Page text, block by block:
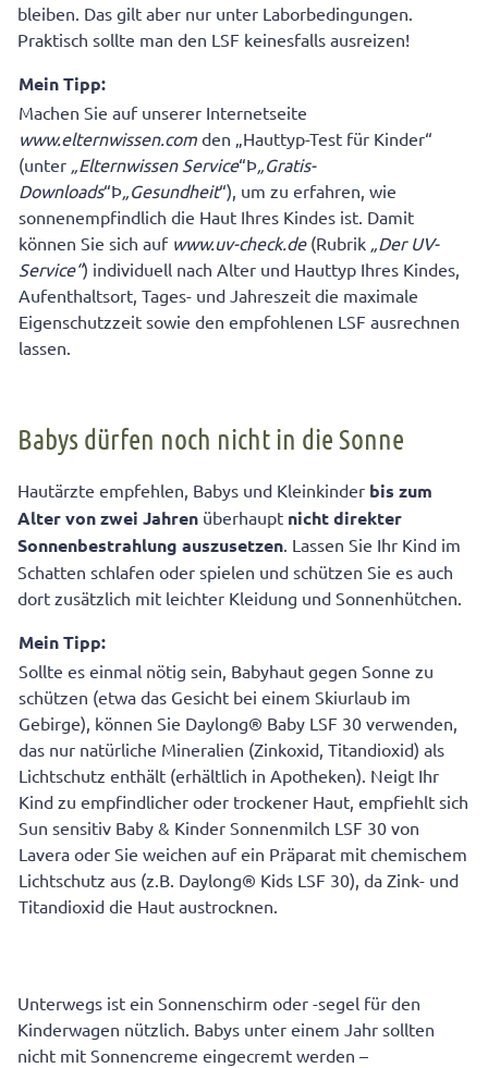
bleiben. Das gilt aber nur unter Laborbedingungen.
Praktisch sollte man den LSF keinesfalls ausreizen!
Mein Tipp:
Machen Sie auf unserer Internetseite
www.elternwissen.com den „Hauttyp-Test für Kinder“
(unter „Elternwissen Service“Þ„Gratis-
Downloads“Þ„Gesundheit“), um zu erfahren, wie
sonnenempfindlich die Haut Ihres Kindes ist. Damit
können Sie sich auf www.uv-check.de (Rubrik „Der UV-
Service“) individuell nach Alter und Hauttyp Ihres Kindes,
Aufenthaltsort, Tages- und Jahreszeit die maximale
Eigenschutzzeit sowie den empfohlenen LSF ausrechnen
lassen.
Babys dürfen noch nicht in die Sonne
Hautärzte empfehlen, Babys und Kleinkinder bis zum
Alter von zwei Jahren überhaupt nicht direkter
Sonnenbestrahlung auszusetzen. Lassen Sie Ihr Kind im
Schatten schlafen oder spielen und schützen Sie es auch
dort zusätzlich mit leichter Kleidung und Sonnenhütchen.
Mein Tipp:
Sollte es einmal nötig sein, Babyhaut gegen Sonne zu
schützen (etwa das Gesicht bei einem Skiurlaub im
Gebirge), können Sie Daylong® Baby LSF 30 verwenden,
das nur natürliche Mineralien (Zinkoxid, Titandioxid) als
Lichtschutz enthält (erhältlich in Apotheken). Neigt Ihr
Kind zu empfindlicher oder trockener Haut, empfiehlt sich
Sun sensitiv Baby & Kinder Sonnenmilch LSF 30 von
Lavera oder Sie weichen auf ein Präparat mit chemischem
Lichtschutz aus (z.B. Daylong® Kids LSF 30), da Zink- und
Titandioxid die Haut austrocknen.
Unterwegs ist ein Sonnenschirm oder -segel für den
Kinderwagen nützlich. Babys unter einem Jahr sollten
nicht mit Sonnencreme eingecremt werden –